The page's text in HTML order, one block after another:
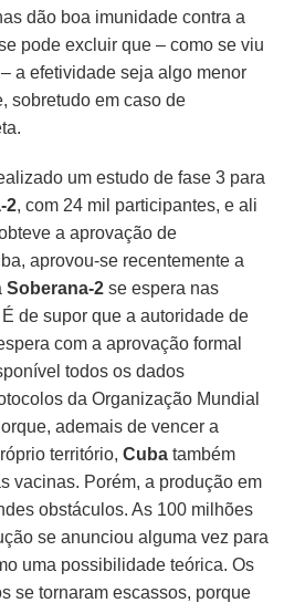
dão boa imunidade contra a
pode excluir que – como se viu
a efetividade seja algo menor
sobretudo em caso de
um estudo de fase 3 para
2, com 24 mil participantes, e ali
a aprovação de
aprovou-se recentemente a
Soberana-2 se espera nas
de supor que a autoridade de
com a aprovação formal
todos os dados
da Organização Mundial
ademais de vencer a
território,Cuba também
vacinas. Porém, a produção em
obstáculos. As 100 milhões
se anunciou alguma vez para
uma possibilidade teórica. Os
se tornaram escassos, porque